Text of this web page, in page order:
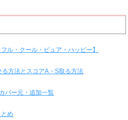
ル・クール・ピュア・ハッピー】
方法とスコアA・S取る方法
バー元・追加一覧
め